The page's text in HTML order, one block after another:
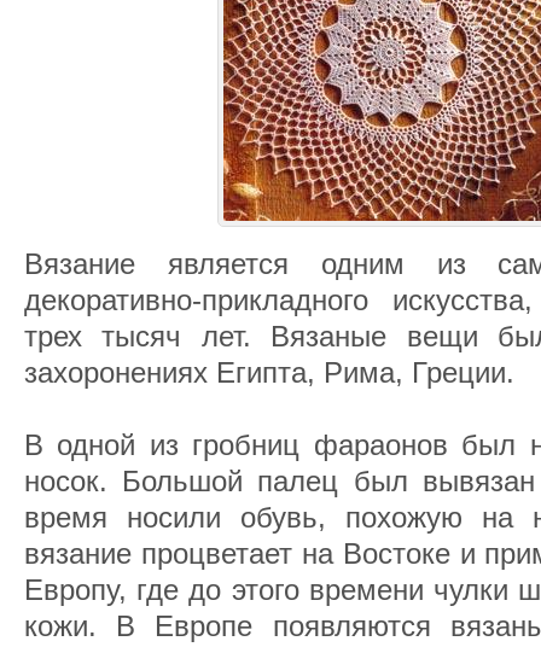
Вязание является одним из
декоративно-прикладного
трех тысяч лет. Вязаные вещи
захоронениях Египта, Рима, Греции.
В одной из гробниц фараонов был
носок. Большой палец был
время носили обувь, похожую
вязание процветает на Востоке и
Европу, где до этого времени чулки
кожи. В Европе появляются